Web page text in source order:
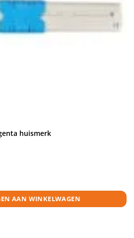
huismerk
huismerk aantal
AAN WINKELWAGEN